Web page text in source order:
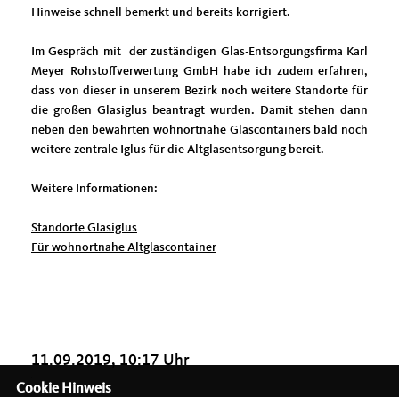
Hinweise schnell bemerkt und bereits korrigiert.
Im Gespräch mit der zuständigen Glas-Entsorgungsfirma Karl
Meyer Rohstoffverwertung GmbH habe ich zudem erfahren,
dass von dieser in unserem Bezirk noch weitere Standorte für
die großen Glasiglus beantragt wurden. Damit stehen dann
neben den bewährten wohnortnahe Glascontainers bald noch
weitere zentrale Iglus für die Altglasentsorgung bereit.
Weitere Informationen:
Standorte Glasiglus
Für wohnortnahe Altglascontainer
11.09.2019, 10:17 Uhr
Cookie Hinweis